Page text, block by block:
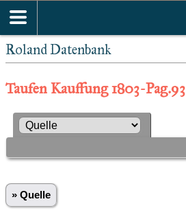
Roland Datenbank
Taufen Kauffung 1803-Pag.93
» Quelle